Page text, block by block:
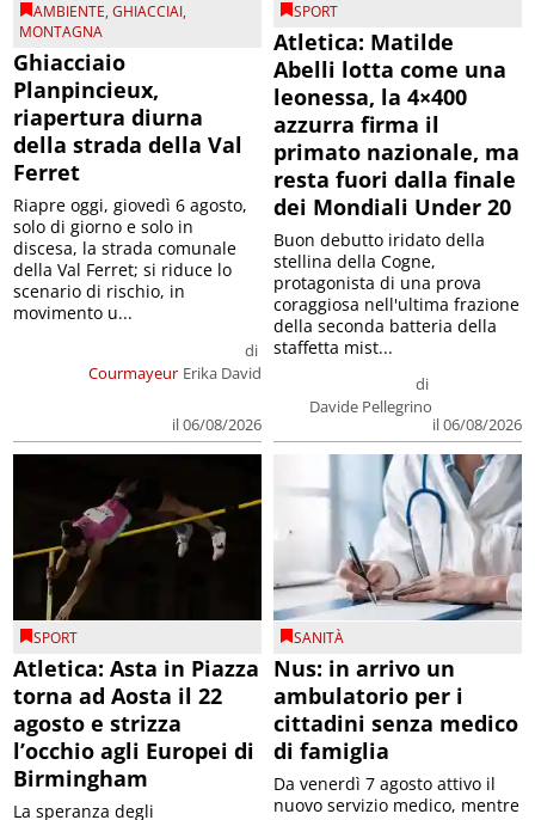
AMBIENTE,GHIACCIAI,
MONTAGNA
Ghiacciaio
Planpincieux,
riapertura diurna
della strada della Val
Ferret
Courmayeur
di
Erika David
il 06/08/2026
Riapre oggi, giovedì 6 agosto,
solo di giorno e solo in
discesa, la strada comunale
della Val Ferret; si riduce lo
scenario di rischio, in
movimento u...
SPORT
Atletica: Matilde
Abelli lotta come una
leonessa, la 4×400
azzurra firma il
primato nazionale, ma
resta fuori dalla finale
dei Mondiali Under 20
di
Davide Pellegrino
il 06/08/2026
Buon debutto iridato della
stellina della Cogne,
protagonista di una prova
coraggiosa nell'ultima frazione
della seconda batteria della
staffetta mist...
SPORT
Atletica: Asta in Piazza
torna ad Aosta il 22
agosto e strizza
l’occhio agli Europei di
Birmingham
La speranza degli
SANITÀ
Nus: in arrivo un
ambulatorio per i
cittadini senza medico
di famiglia
Da venerdì 7 agosto attivo il
nuovo servizio medico, mentre